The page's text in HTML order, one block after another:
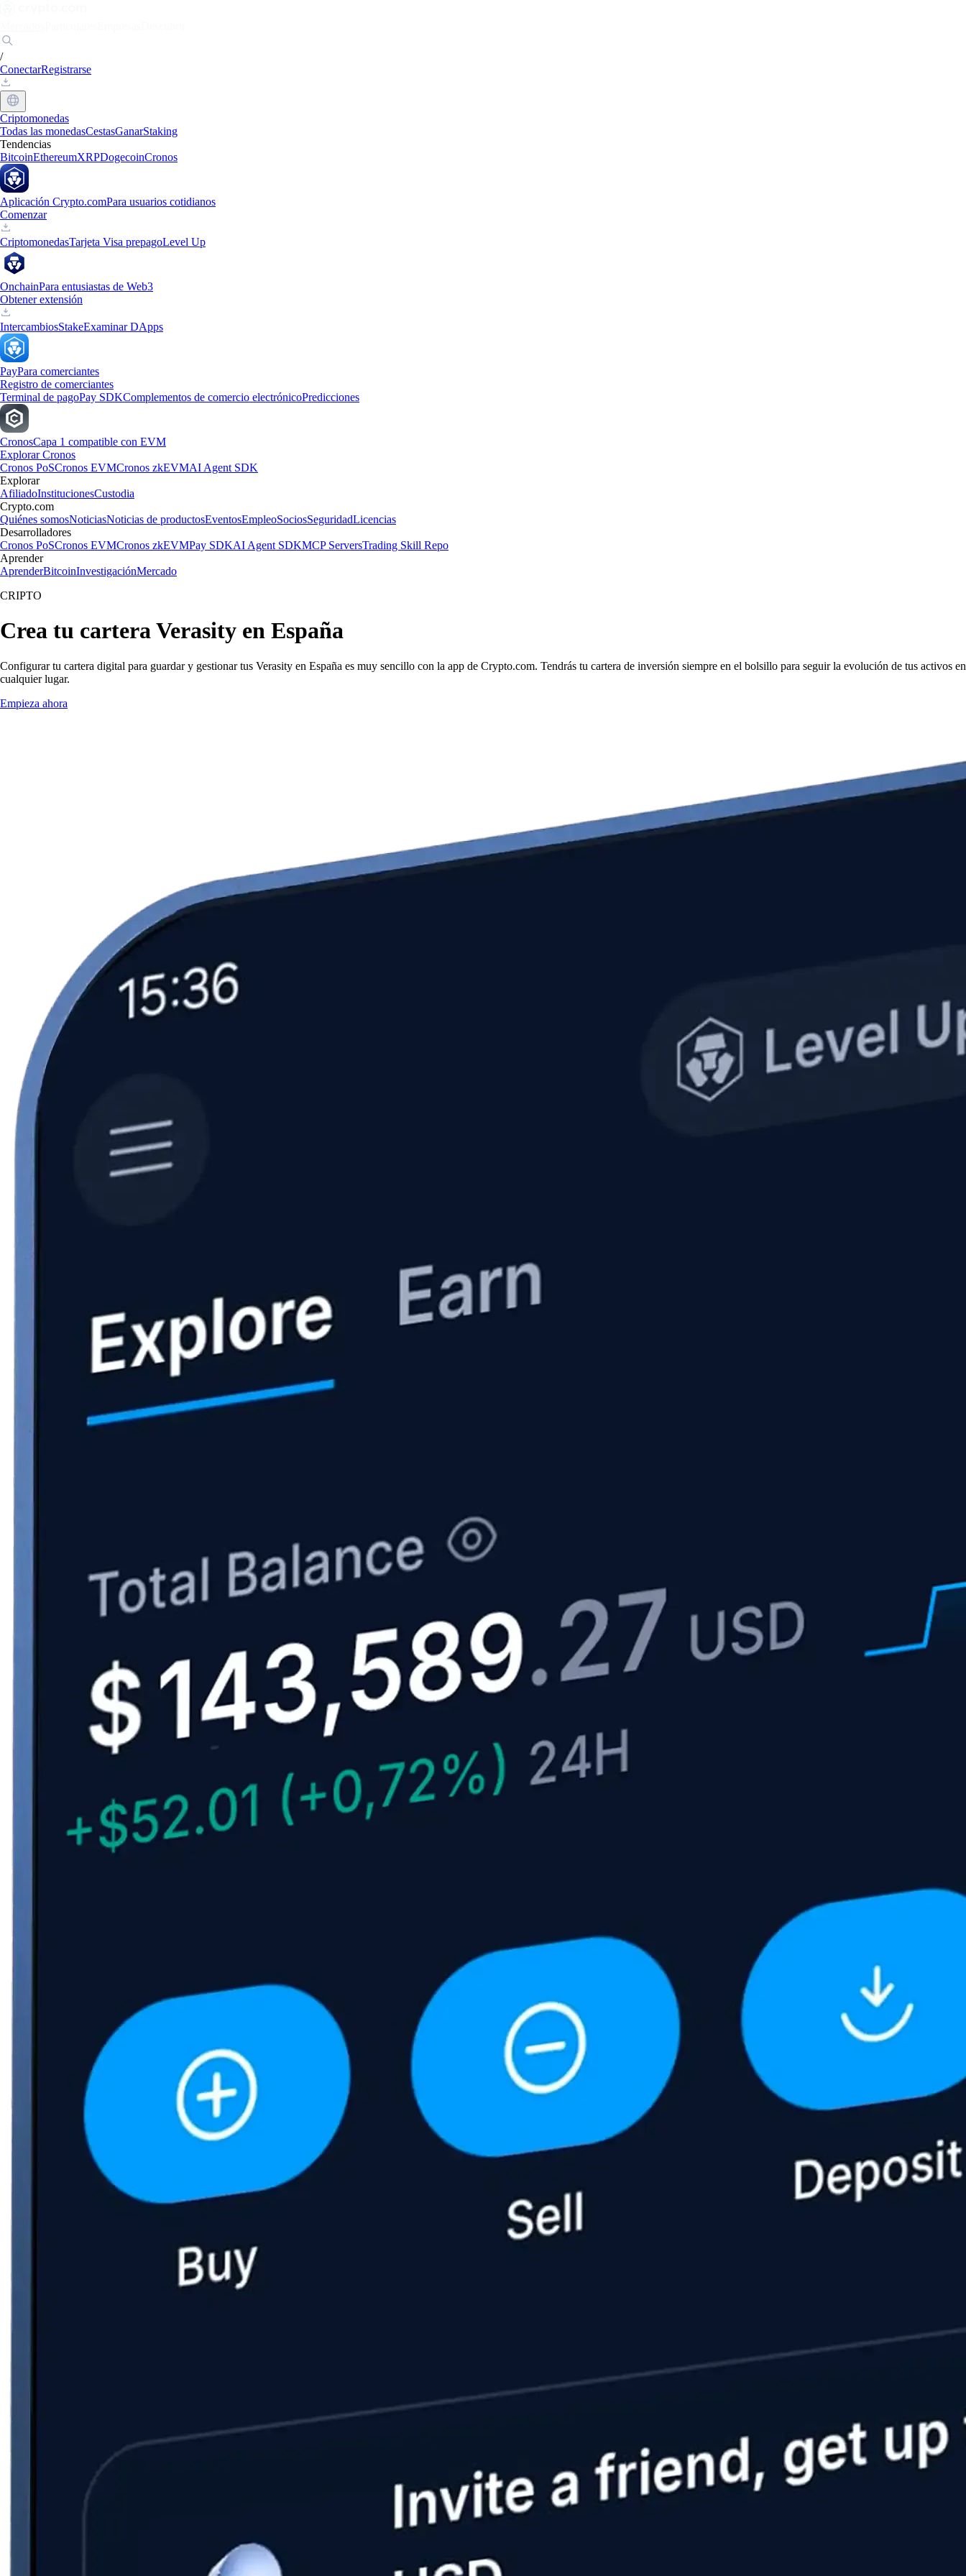
/
ConectarRegistrarse
Criptomonedas
Todas las monedasCestasGanarStaking
Tendencias
BitcoinEthereumXRPDogecoinCronos
Aplicación Crypto.comPara usuarios cotidianos
Comenzar
CriptomonedasTarjeta Visa prepagoLevel Up
OnchainPara entusiastas de Web3
Obtener extensión
IntercambiosStakeExaminar DApps
PayPara comerciantes
Registro de comerciantes
Terminal de pagoPay SDKComplementos de comercio electrónicoPredicciones
CronosCapa 1 compatible con EVM
Explorar Cronos
Cronos PoSCronos EVMCronos zkEVMAI Agent SDK
Explorar
AfiliadoInstitucionesCustodia
Crypto.com
Quiénes somosNoticiasNoticias de productosEventosEmpleoSociosSeguridadLicencias
Desarrolladores
Cronos PoSCronos EVMCronos zkEVMPay SDKAI Agent SDKMCP ServersTrading Skill Repo
Aprender
AprenderBitcoinInvestigaciónMercado
CRIPTO
Crea tu cartera Verasity en España
Configurar tu cartera digital para guardar y gestionar tus Verasity en España es muy sencillo con la app de Crypto.com. Tendrás tu cartera de inversión siempre en el bolsillo para seguir la evolución de tus activos en
cualquier lugar.
Empieza ahora